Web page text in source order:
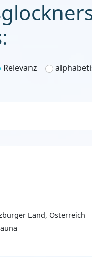
Relevanz
Land, Österreich